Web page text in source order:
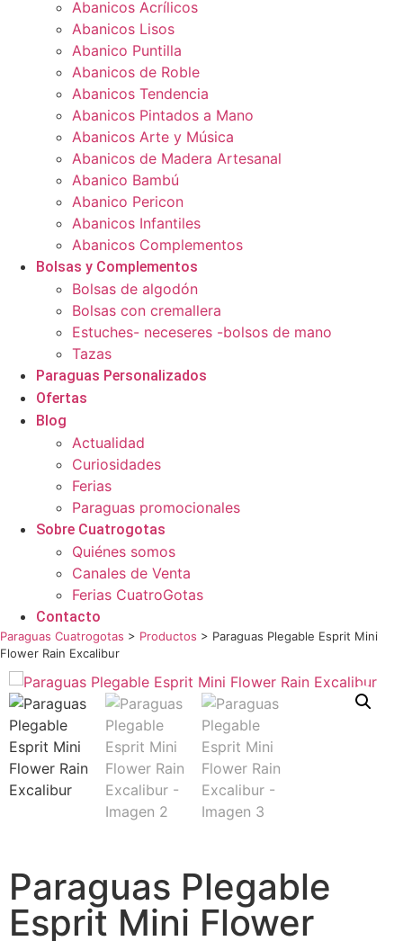
Abanicos Acrílicos
Abanicos Lisos
Abanico Puntilla
Abanicos de Roble
Abanicos Tendencia
Abanicos Pintados a Mano
Abanicos Arte y Música
Abanicos de Madera Artesanal
Abanico Bambú
Abanico Pericon
Abanicos Infantiles
Abanicos Complementos
Bolsas y Complementos
Bolsas de algodón
Bolsas con cremallera
Estuches- neceseres -bolsos de mano
Tazas
Paraguas Personalizados
Ofertas
Blog
Actualidad
Curiosidades
Ferias
Paraguas promocionales
Sobre Cuatrogotas
Quiénes somos
Canales de Venta
Ferias CuatroGotas
Contacto
Paraguas Cuatrogotas > Productos > Paraguas Plegable Esprit Mini
Flower Rain Excalibur
Paraguas Plegable
Esprit Mini Flower